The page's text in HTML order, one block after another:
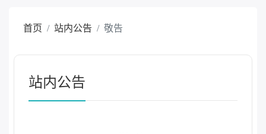
首页 站内公告 敬告
站内公告